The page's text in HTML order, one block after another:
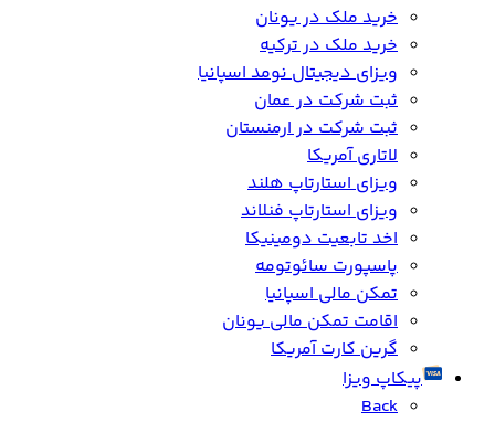
خرید ملک در یونان
خرید ملک در ترکیه
ویزای دیجیتال نومد اسپانیا
ثبت شرکت در عمان
ثبت شرکت در ارمنستان
لاتاری آمریکا
ویزای استارتاپ هلند
ویزای استارتاپ فنلاند
اخد تابعیت دومینیکا
پاسپورت سائوتومه
تمکن مالی اسپانیا
اقامت تمکن مالی یونان
گرین کارت آمریکا
پیکاپ ویزا
Back